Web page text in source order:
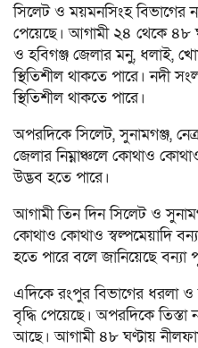
সিলেট ও ময়মনসিংহ বিভাগের
পেয়েছে। আগামী ২৪ থেকে ৪৮
ও হবিগঞ্জ জেলার মনু, ধলাই,
স্থিতিশীল থাকতে পারে। নদী
স্থিতিশীল থাকতে পারে।
অপরদিকে সিলেট, সুনামগঞ্জ,
জেলার নিম্নাঞ্চলে কোথাও
উদ্ভব হতে পারে।
আগামী তিন দিন সিলেট ও
কোথাও কোথাও স্বল্পমেয়াদি
হতে পারে বলে জানিয়েছে বন্যা
এদিকে রংপুর বিভাগের ধরলা
বৃদ্ধি পেয়েছে। অপরদিকে তিস্তা
আছে। আগামী ৪৮ ঘণ্টায়